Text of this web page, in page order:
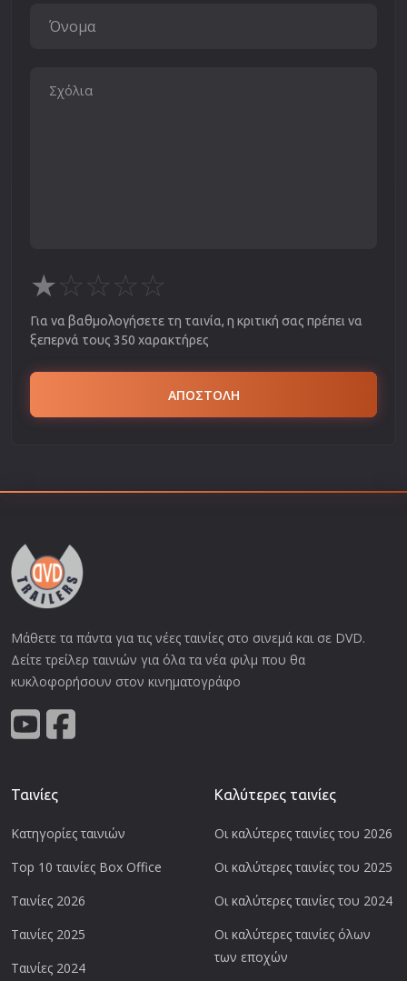
★☆☆☆☆
Για να βαθμολογήσετε τη ταινία, η κριτική σας πρέπει να
ξεπερνά τους 350 χαρακτήρες
ΑΠΟΣΤΟΛΗ
Μάθετε τα πάντα για τις νέες ταινίες στο σινεμά και σε DVD.
Δείτε τρείλερ ταινιών για όλα τα νέα φιλμ που θα
κυκλοφορήσουν στον κινηματογράφο
Ταινίες
Κατηγορίες ταινιών
Top 10 ταινίες Box Office
Ταινίες 2026
Ταινίες 2025
Ταινίες 2024
Καλύτερες ταινίες
Οι καλύτερες ταινίες του 2026
Οι καλύτερες ταινίες του 2025
Οι καλύτερες ταινίες του 2024
Οι καλύτερες ταινίες όλων
των εποχών